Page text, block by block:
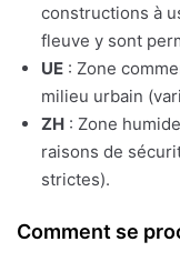
constructions à
fleuve y sont
UE : Zone
milieu urbain
ZH : Zone
raisons de
strictes).
Comment se